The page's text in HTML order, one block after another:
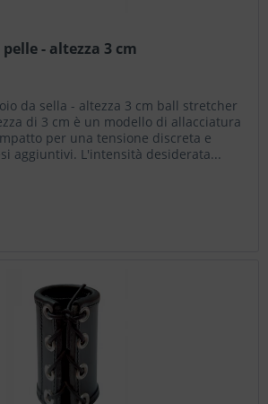
- altezza 3 cm
da sella - altezza 3 cm ball stretcher
di 3 cm è un modello di allacciatura
per una tensione discreta e
aggiuntivi. L'intensità desiderata...